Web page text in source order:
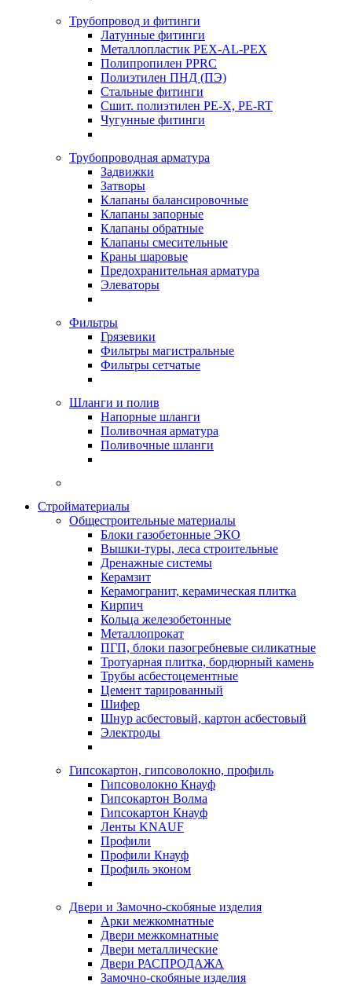
Трубопровод и фитинги
Латунные фитинги
Металлопластик PEX-AL-PEX
Полипропилен PPRC
Полиэтилен ПНД (ПЭ)
Стальные фитинги
Сшит. полиэтилен PE-X, PE-RT
Чугунные фитинги
Трубопроводная арматура
Задвижки
Затворы
Клапаны балансировочные
Клапаны запорные
Клапаны обратные
Клапаны смесительные
Краны шаровые
Предохранительная арматура
Элеваторы
Фильтры
Грязевики
Фильтры магистральные
Фильтры сетчатые
Шланги и полив
Напорные шланги
Поливочная арматура
Поливочные шланги
Стройматериалы
Oбщестроительные материалы
Блоки газобетонные ЭКО
Вышки-туры, леса строительные
Дренажные системы
Керамзит
Керамогранит, керамическая плитка
Кирпич
Кольца железобетонные
Металлопрокат
ПГП, блоки пазогребневые силикатные
Тротуарная плитка, бордюрный камень
Трубы асбестоцементные
Цемент тарированный
Шифер
Шнур асбестовый, картон асбестовый
Электроды
Гипсокартон, гипсоволокно, профиль
Гипсоволокно Кнауф
Гипсокартон Волма
Гипсокартон Кнауф
Ленты KNAUF
Профили
Профили Кнауф
Профиль эконом
Двери и Замочно-скобяные изделия
Арки межкомнатные
Двери межкомнатные
Двери металлические
Двери РАСПРОДАЖА
Замочно-скобяные изделия